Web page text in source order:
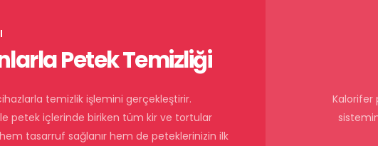
Petek Temizliği
temizlik işlemini gerçekleştirir.
petek içlerinde biriken tüm kir ve tortular
tasarruf sağlanır hem de peteklerinizin ilk
Kalorifer